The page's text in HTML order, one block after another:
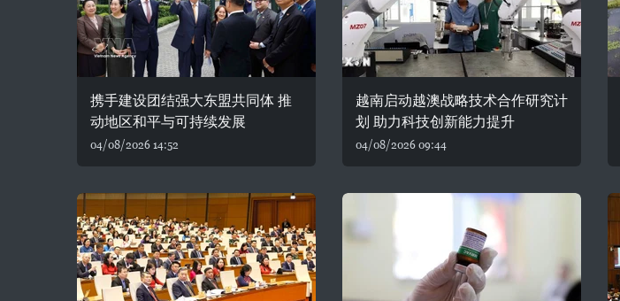
携手建设团结强大东盟共同体 推
动地区和平与可持续发展
04/08/2026 14:52
越南启动越澳战略技术合作研究计
划 助力科技创新能力提升
04/08/2026 09:44